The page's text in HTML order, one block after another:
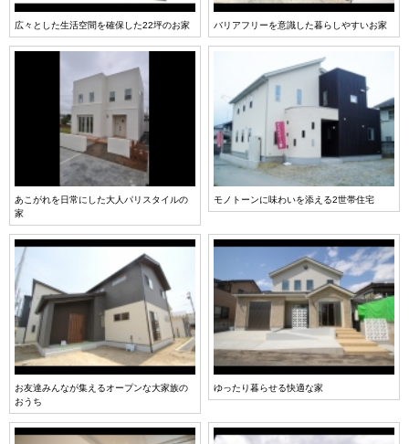
広々とした生活空間を確保した22坪のお家 バリアフリーを意識した暮らしやすいお家
あこがれを日常にした大人パリスタイルの
家
モノトーンに味わいを添える2世帯住宅
お友達みんなが集えるオープンな大家族の
おうち
ゆったり暮らせる快適な家